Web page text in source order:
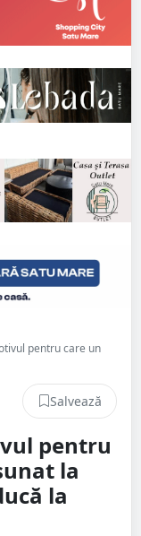
pentru care un
Salvează
pentru
la
la